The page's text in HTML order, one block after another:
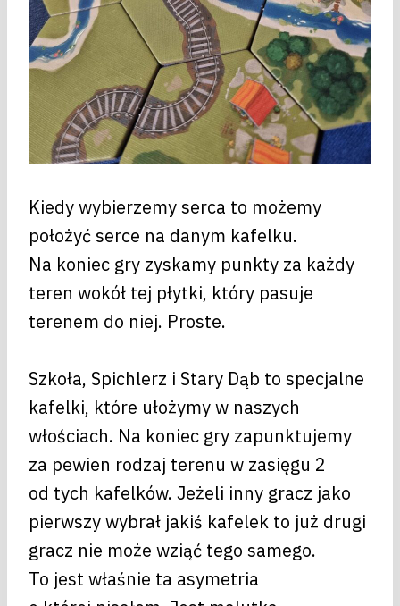
Kiedy wybierzemy serca to możemy
położyć serce na danym kafelku.
Na koniec gry zyskamy punkty za każdy
teren wokół tej płytki, który pasuje
terenem do niej. Proste.
Szkoła, Spichlerz i Stary Dąb to specjalne
kafelki, które ułożymy w naszych
włościach. Na koniec gry zapunktujemy
za pewien rodzaj terenu w zasięgu 2
od tych kafelków. Jeżeli inny gracz jako
pierwszy wybrał jakiś kafelek to już drugi
gracz nie może wziąć tego samego.
To jest właśnie ta asymetria